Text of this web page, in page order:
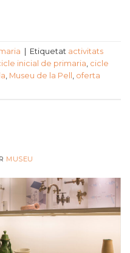
Etiquetat activitats
inicial de primaria, cicle
, Museu de la Pell , oferta
MUSEU